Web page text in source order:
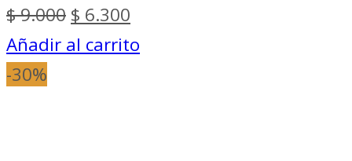
$9.000 El
precio
$ 6.300
precio
Añadir al carrito
-30%